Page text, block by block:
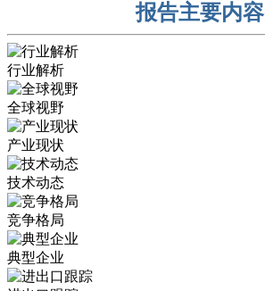
报告主要内容
行业解析
全球视野
产业现状
技术动态
竞争格局
典型企业